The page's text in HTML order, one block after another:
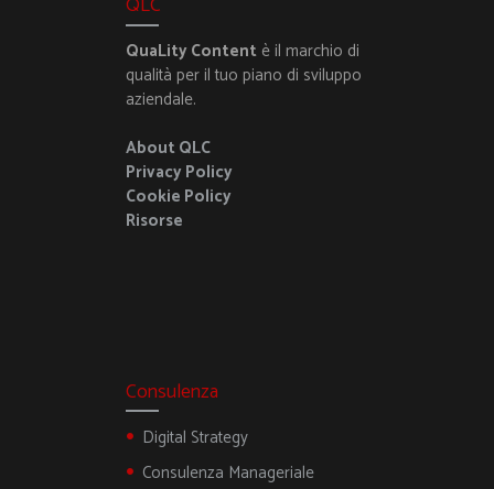
QuaLity Content è il marchio di
qualità per il tuo piano di sviluppo
aziendale.
About QLC
Privacy Policy
Cookie Policy
Risorse
Consulenza
Digital Strategy
Consulenza Manageriale